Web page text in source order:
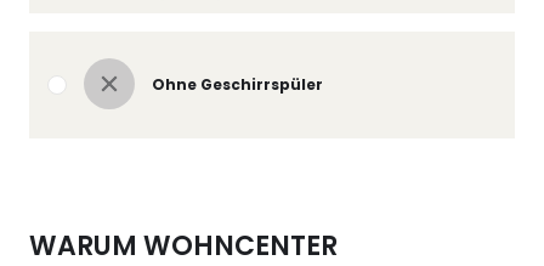
Ohne Geschirrspüler
WARUM WOHNCENTER